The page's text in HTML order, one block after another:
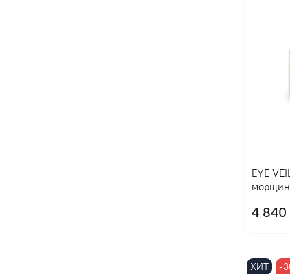
EYE
морщин
4 840
ХИТ -